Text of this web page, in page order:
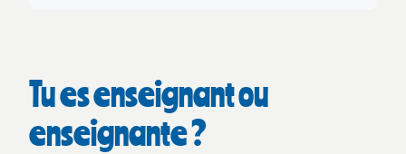
Tu es enseignant ou
enseignante ?